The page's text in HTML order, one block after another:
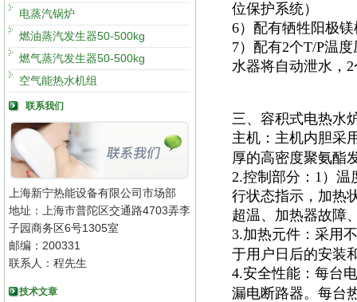
电蒸汽锅炉
燃油蒸汽发生器50-500kg
燃气蒸汽发生器50-500kg
空气能热水机组
联系我们
上海新宁热能设备有限公司市场部
地址：上海市普陀区交通路4703弄李
子园商务区6号1305室
邮编：200331
联系人：程先生
技术文章
位保护系统）
6）配有牺牲阳极
7）配有2个T/P温
水器将自动泄水，
三、容积式电热水
主机：主机内胆采
厚的高密度聚氨酯
2.控制部分：1）温
行状态指示，加热
超温、加热器故障
3.加热元件：采用
于用户日后的安装
4.安全性能：每台
漏电断路器。每台